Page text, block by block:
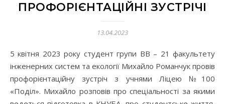
ПРОФОРІЄНТАЦІЙНІ ЗУСТРІЧІ
13.04.2023
5 квітня 2023 року студент групи ВВ – 21 факультету
інженерних систем та екології Михайло Романчук провів
профорієнтаційну зустріч з учнями Ліцею №100
«Поділ». Михайло розповів про спеціальності за якими